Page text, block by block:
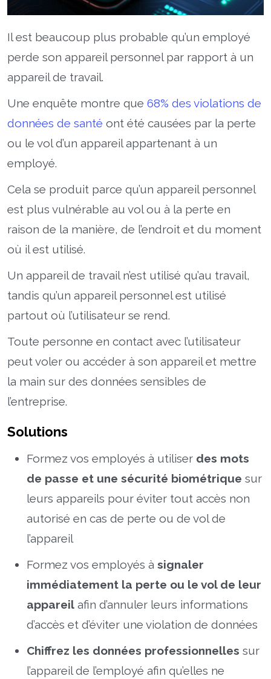
Il est beaucoup plus probable qu’un employé
perde son appareil personnel par rapport à un
appareil de travail.
Une enquête montre que 68% des violations de
données de santé ont été causées par la perte
ou le vol d’un appareil appartenant à un
employé.
Cela se produit parce qu’un appareil personnel
est plus vulnérable au vol ou à la perte en
raison de la manière, de l’endroit et du moment
où il est utilisé.
Un appareil de travail n’est utilisé qu’au travail,
tandis qu’un appareil personnel est utilisé
partout où l’utilisateur se rend.
Toute personne en contact avec l’utilisateur
peut voler ou accéder à son appareil et mettre
la main sur des données sensibles de
l’entreprise.
Solutions
Formez vos employés à utiliser des mots
de passe et une sécurité biométrique sur
leurs appareils pour éviter tout accès non
autorisé en cas de perte ou de vol de
l’appareil
Formez vos employés à signaler
immédiatement la perte ou le vol de leur
appareil afin d’annuler leurs informations
d’accès et d’éviter une violation de données
Chiffrez les données professionnelles sur
l’appareil de l’employé afin qu’elles ne